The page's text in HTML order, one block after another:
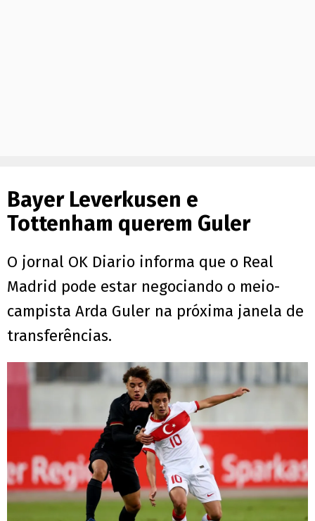
Bayer Leverkusen e
Tottenham querem Guler
O jornal OK Diario informa que o Real
Madrid pode estar negociando o meio-
campista Arda Guler na próxima janela de
transferências.